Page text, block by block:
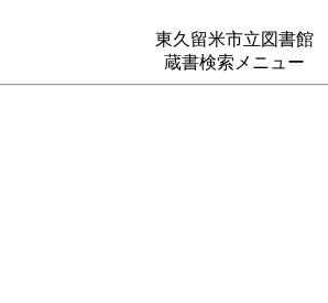
東久留米市立図書館
蔵書検索メニュー